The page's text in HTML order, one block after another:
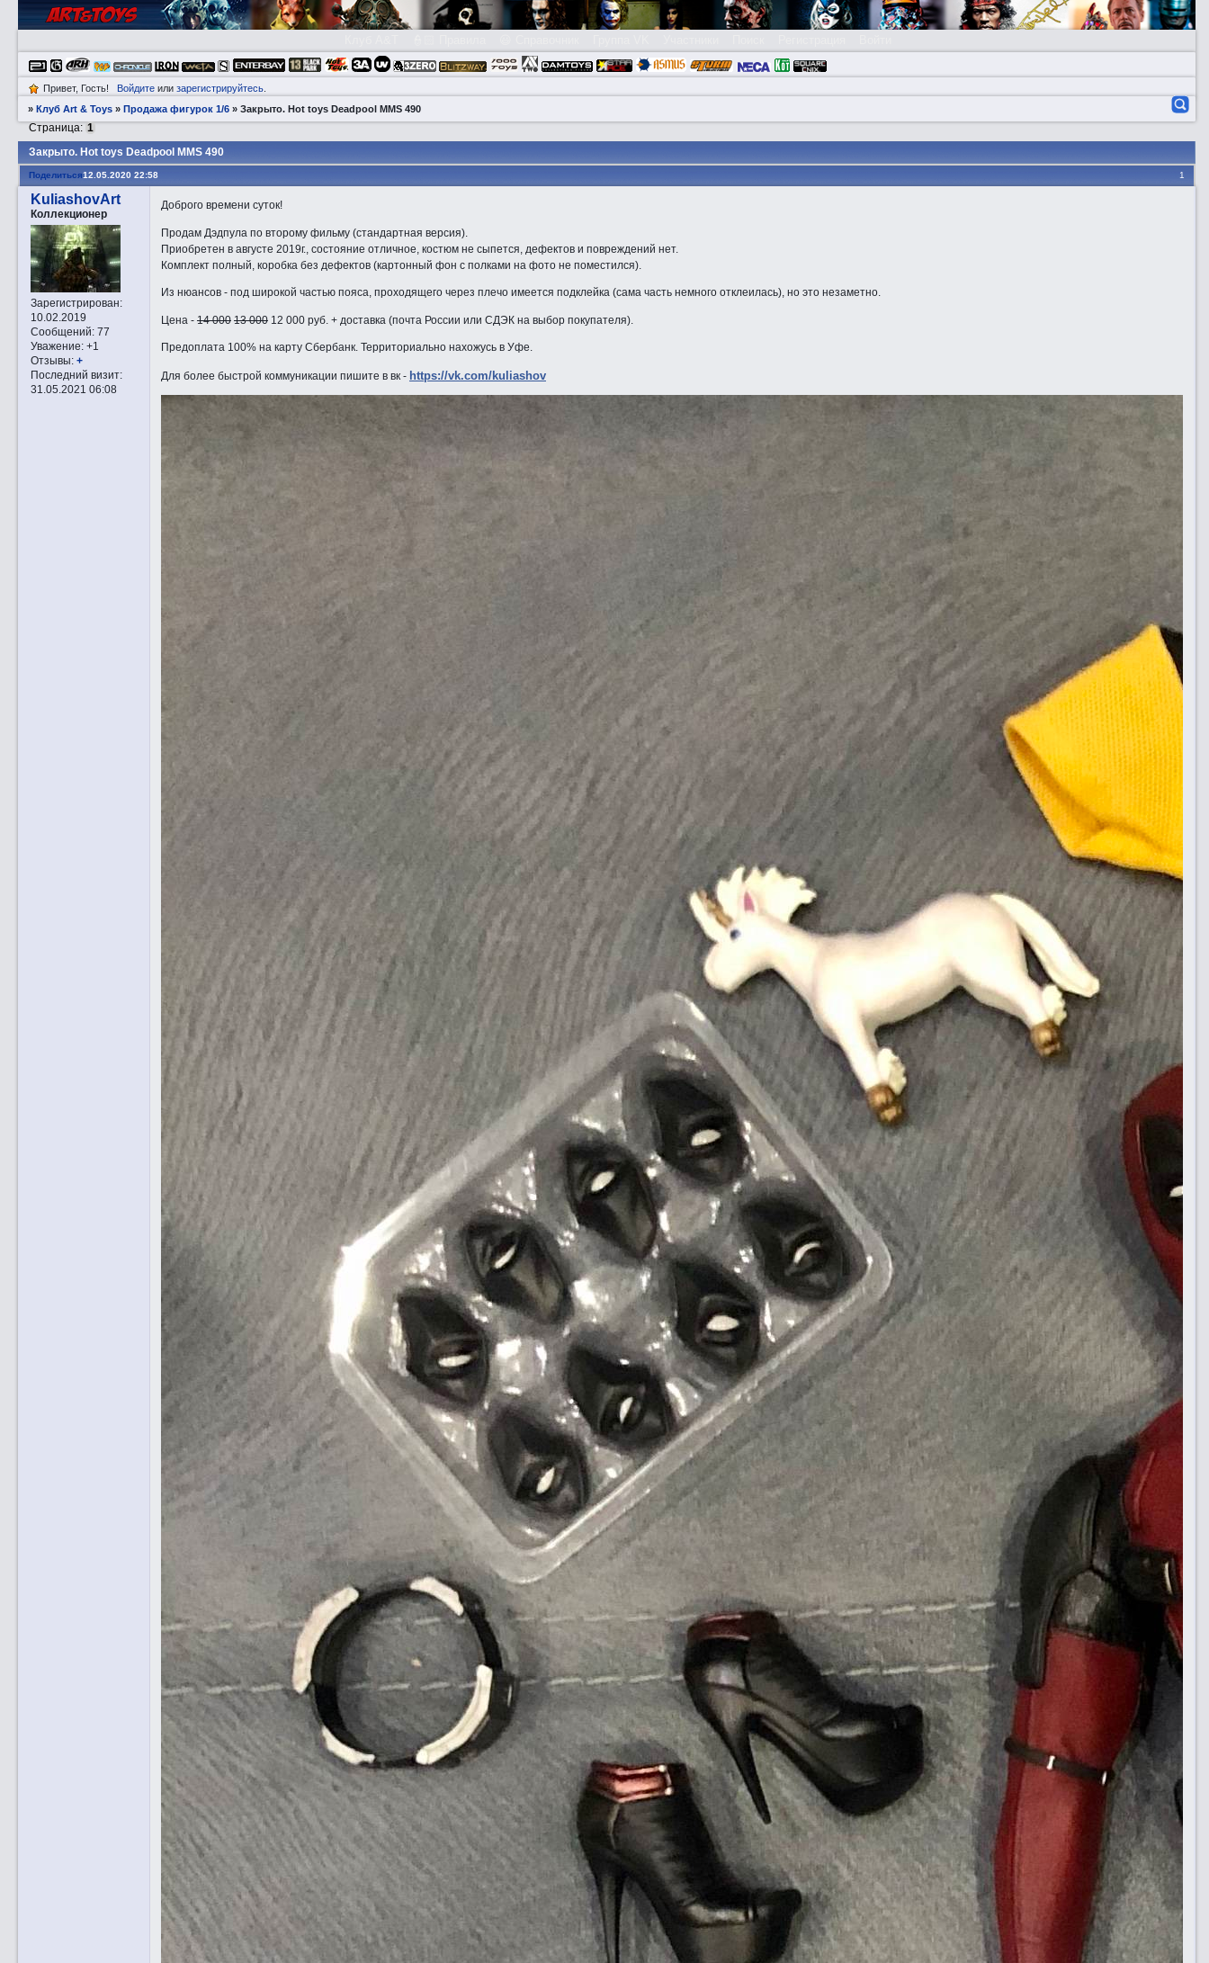
Привет, Гость! Войдитеили зарегистрируйтесь.
»Клуб Art & Toys »Продажа фигурок 1/6 »Закрытo. Hot toys Deadpool MMS 490
Закрытo. Hot toys Deadpool MMS 490
Страница: 1
Поделиться 1
12.05.2020 22:58
KuliashovArt
Коллекционер
Зарегистрирован:
10.02.2019
Сообщений:77
Уважение: +1
Отзывы: +
Последний визит:
31.05.2021 06:08
Доброго времени суток!
Продам Дэдпула по второму фильму (стандартная версия).
Приобретен в августе 2019г., состояние отличное, костюм не сыпется, дефектов и повреждений нет.
Комплект полный, коробка без дефектов (картонный фон с полками на фото не поместился).
Из нюансов - под широкой частью пояса, проходящего через плечо имеется подклейка (сама часть немного отклеилась), но это незаметно.
Цена - 14 000 13 00012 000 руб. + доставка (почта России или СДЭК на выбор покупателя).
Предоплата 100% на карту Сбербанк. Территориально нахожусь в Уфе.
Для более быстрой коммуникации пишите в вк - https://vk.com/kuliashov